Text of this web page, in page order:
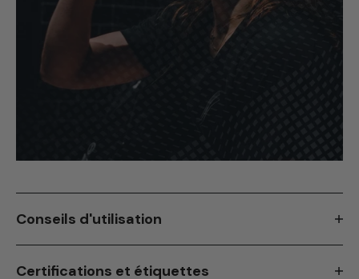
Conseils d'utilisation
Certifications et étiquettes